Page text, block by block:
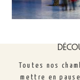
Toutes nos
mettre en